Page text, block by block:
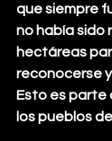
que siempre
no había sido
hectáreas
reconocerse
Esto es parte
los pueblos